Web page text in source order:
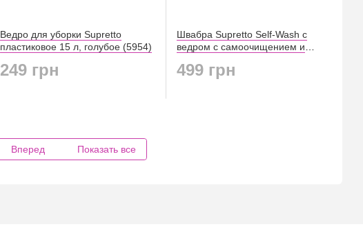
Ведро для уборки Supretto
пластиковое 15 л, голубое (5954)
249 грн
Швабра Supretto Self-Wash с
ведром с самоочищением и
499 грн
Вперед Показать все